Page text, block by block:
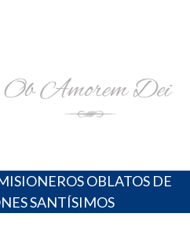
Advocaciones Marianas,
más
OBLATOS DE
SANTÍSIMOS